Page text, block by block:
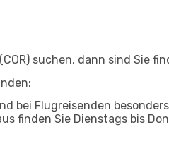
suchen, dann sind Sie
bei Flugreisenden
finden Sie Dienstags bis